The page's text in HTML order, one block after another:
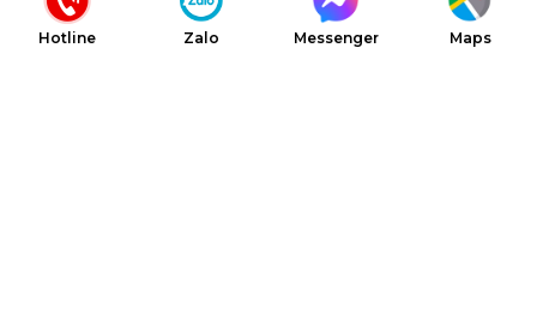
Quy định về thanh toán
Hotline Zalo Messenger Maps